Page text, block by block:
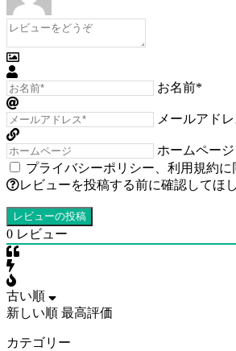
お名前*
メールアド
ホームページ
プライバシーポリシー
利用規約に
レビューを投稿する前に確認してほ
0 レビュー
古い順
新しい順 最高評価
カテゴリー